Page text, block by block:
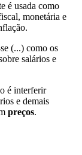
é usada como
monetária e
(...) como os
salários e
é interferir
e demais
preços.